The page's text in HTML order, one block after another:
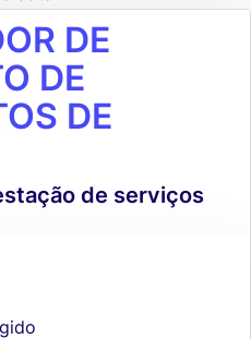
DE
DE
DE
de serviços